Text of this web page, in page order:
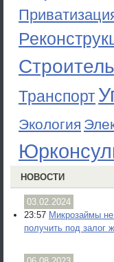
Транспорт
Экология
НОВОСТИ
03.02.2024
23:57 Микрозаймы
получить под залог